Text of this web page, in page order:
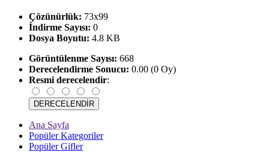
Çözünürlük: 73x99
İndirme Sayısı: 0
Dosya Boyutu: 4.8 KB
Görüntülenme Sayısı: 668
Derecelendirme Sonucu: 0.00 (0 Oy)
Resmi derecelendir:
Ana Sayfa
Popüler Kategoriler
Popüler Gifler